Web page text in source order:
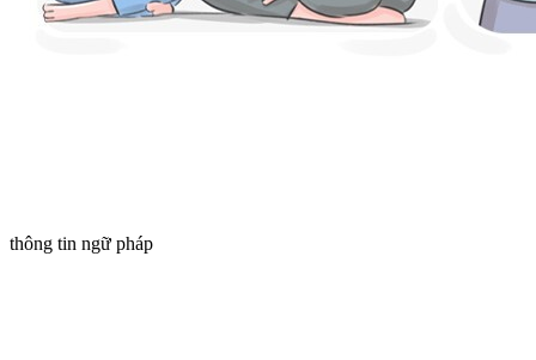
thông tin ngữ pháp